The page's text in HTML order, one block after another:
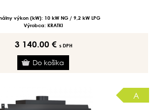
výkon (kW): 10 kW NG / 9,2 kW LPG
Výrobca: KRATKI
3 140.00 € s DPH
A